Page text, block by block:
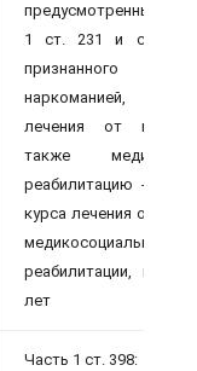
пре­дусмотренных ч. 1
1 ст. 231 и ст.
признан­ного
наркоманией,
лечения от
также медико-
реаби­литацию - до
курса ле­чения от
медико­социальной
реабилитации, но
лет
Часть 1 ст. 398: